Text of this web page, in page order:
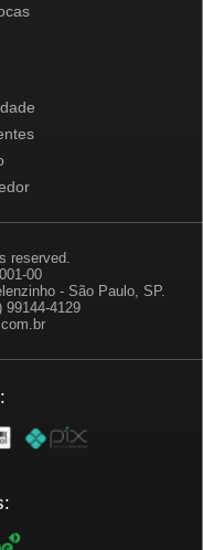
reserved.
00
- São Paulo, SP.
99144-4129